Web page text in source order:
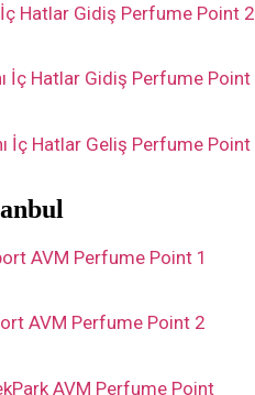
Hatlar Gidiş Perfume Point 2
İç Hatlar Gidiş Perfume Point
İç Hatlar Geliş Perfume Point
AVM Perfume Point 1
AVM Perfume Point 2
AVM Perfume Point